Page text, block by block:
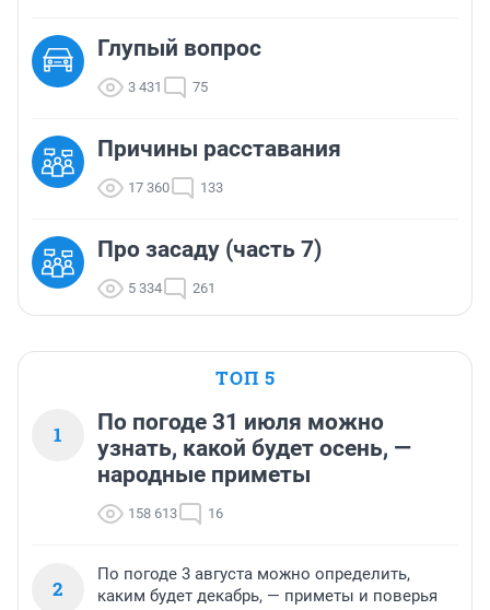
Глупый вопрос
3 431 75
Причины расставания
17 360 133
Про засаду (часть 7)
5 334 261
ТОП 5
1
По погоде 31 июля можно
узнать, какой будет осень, —
народные приметы
158 613 16
2
По погоде 3 августа можно определить,
каким будет декабрь, — приметы и поверья